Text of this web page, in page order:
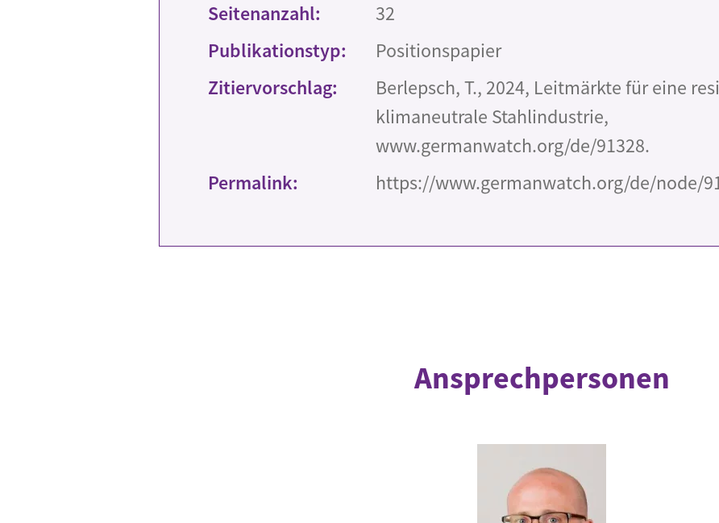
Seitenanzahl:
32
Publikationstyp:
Positionspapier
Zitiervorschlag:
Berlepsch, T., 2024, Leitmärkte für eine
klimaneutrale Stahlindustrie,
www.germanwatch.org/de/91328.
Permalink:
https://www.germanwatch.org/de/node/
Ansprechpersonen